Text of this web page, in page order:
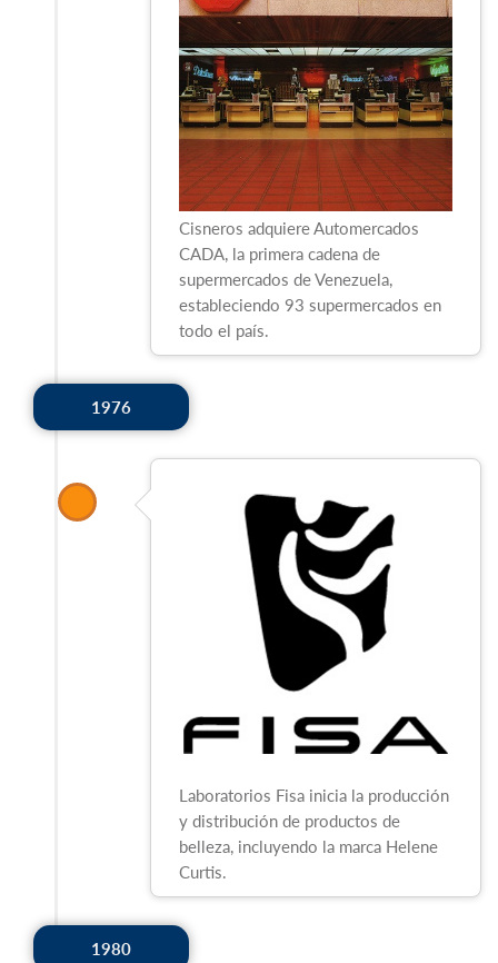
Cisneros adquiere Automercados
CADA, la primera cadena de
supermercados de Venezuela,
estableciendo 93 supermercados en
todo el país.
1976
Laboratorios Fisa inicia la producción
y distribución de productos de
belleza, incluyendo la marca Helene
Curtis.
1980